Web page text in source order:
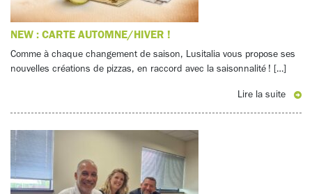
NEW : CARTE AUTOMNE/HIVER !
Comme à chaque changement de saison, Lusitalia vous propose ses
nouvelles créations de pizzas, en raccord avec la saisonnalité ! […]
Lire la suite